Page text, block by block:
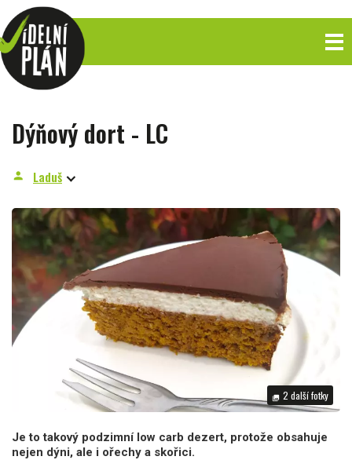
Dýňový dort - LC
person Laduš
photo_library 2 další fotky
Je to takový podzimní low carb dezert, protože obsahuje
nejen dýni, ale i ořechy a skořici.